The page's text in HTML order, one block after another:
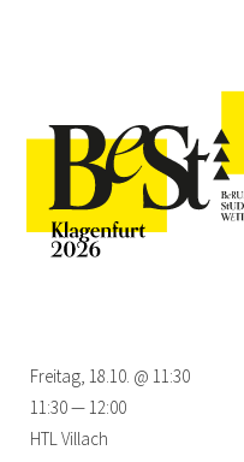
Freitag, 18.10. @ 11:30
11:30 — 12:00
HTL Villach